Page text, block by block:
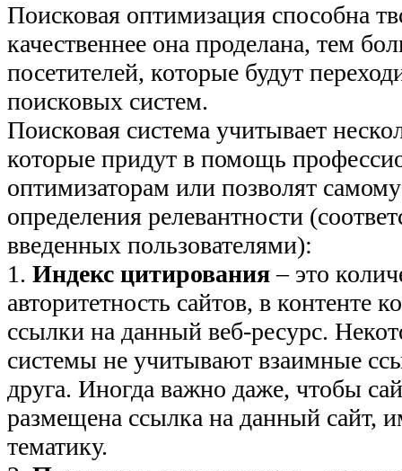
Поисковая оптимизация способна
качественнее она проделана, тем
посетителей, которые будут
поисковых систем.
Поисковая система учитывает
которые придут в помощь
оптимизаторам или позволят
определения релевантности
введенных пользователями):
1. Индекс цитирования– это
авторитетность сайтов, в контенте
ссылки на данный веб-ресурс.
системы не учитывают взаимные
друга. Иногда важно даже, чтобы
размещена ссылка на данный сайт,
тематику.